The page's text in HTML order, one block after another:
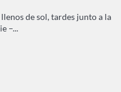
de sol, tardes junto a la
–...